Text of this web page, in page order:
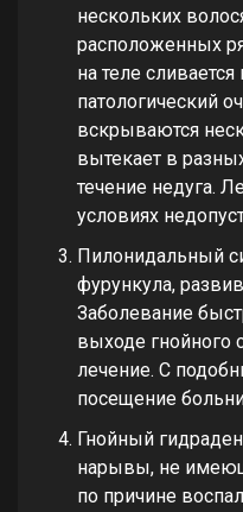
нескольких
расположенных
на теле
патологический
вскрываются
вытекает в
течение недуга.
условиях
Пилонидальный
фурункула,
Заболевание
выходе гнойного
лечение. С
посещение
Гнойный
нарывы, не
по причине